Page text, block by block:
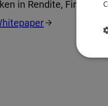
in Rendite,